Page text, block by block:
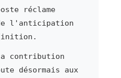
réclame
l'anticipation
contribution
désormais aux